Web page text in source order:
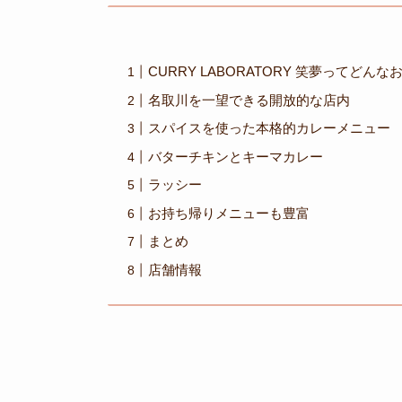
CURRY LABORATORY 笑夢ってどんな
名取川を一望できる開放的な店内
スパイスを使った本格的カレーメニュー
バターチキンとキーマカレー
ラッシー
お持ち帰りメニューも豊富
まとめ
店舗情報